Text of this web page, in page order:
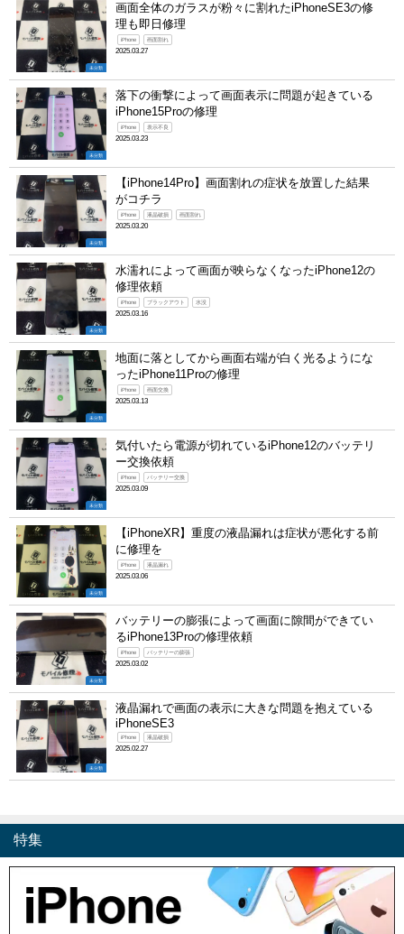
未分類
画面全体のガラスが粉々に割れたiPhoneSE3の修
理も即日修理
iPhone 画面割れ
2025.03.27
未分類
落下の衝撃によって画面表示に問題が起きている
iPhone15Proの修理
iPhone 表示不良
2025.03.23
未分類
【iPhone14Pro】画面割れの症状を放置した結果
がコチラ
iPhone 液晶破損 画面割れ
2025.03.20
未分類
水濡れによって画面が映らなくなったiPhone12の
修理依頼
iPhone ブラックアウト 水没
2025.03.16
未分類
地面に落としてから画面右端が白く光るようにな
ったiPhone11Proの修理
iPhone 画面交換
2025.03.13
未分類
気付いたら電源が切れているiPhone12のバッテリ
ー交換依頼
iPhone バッテリー交換
2025.03.09
未分類
【iPhoneXR】重度の液晶漏れは症状が悪化する前
に修理を
iPhone 液晶漏れ
2025.03.06
未分類
バッテリーの膨張によって画面に隙間ができてい
るiPhone13Proの修理依頼
iPhone バッテリーの膨張
2025.03.02
未分類
液晶漏れで画面の表示に大きな問題を抱えている
iPhoneSE3
iPhone 液晶破損
2025.02.27
特集